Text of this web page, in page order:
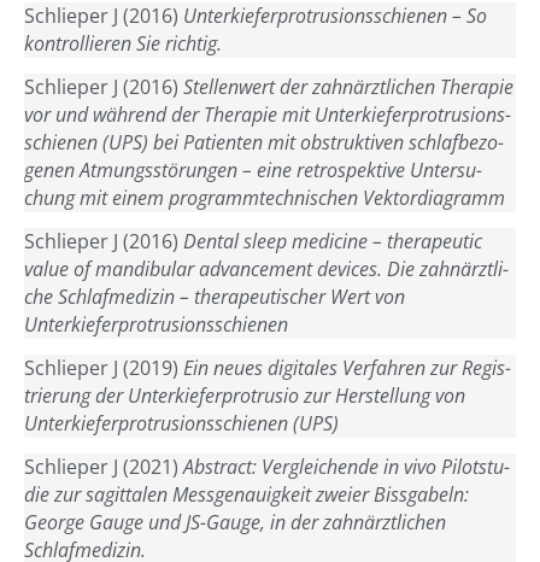
Schlie­per J (2016) Unter­kie­fer­pro­tru­si­ons­schie­nen – So
kon­trol­lie­ren Sie richtig.
Schlie­per J (2016) Stel­len­wert der zahn­ärzt­li­chen The­ra­pie
vor und wäh­rend der The­ra­pie mit Unter­kie­fer­pro­tru­si­ons­
schie­nen (UPS) bei Pati­en­ten mit obstruk­ti­ven schlaf­be­zo­
ge­nen Atmungs­stö­run­gen – eine retro­spek­ti­ve Unter­su­
chung mit einem pro­gramm­tech­ni­schen Vektordiagramm
Schlie­per J (2016) Den­tal sleep medi­ci­ne – the­ra­peu­tic
value of man­di­bu­lar advance­ment devices. Die zahn­ärzt­li­
che Schlaf­me­di­zin – the­ra­peu­ti­scher Wert von
Unterkieferprotrusionsschienen
Schlie­per J (2019) Ein neu­es digi­ta­les Ver­fah­ren zur Regis­
trie­rung der Unter­kie­fer­pro­tru­sio zur Her­stel­lung von
Unter­kie­fer­pro­tru­si­ons­schie­nen (UPS)
Schlie­per J (2021)Abs­tract: Ver­glei­chen­de in vivo Pilot­stu­
die zur sagit­ta­len Mess­ge­nau­ig­keit zwei­er Biss­ga­beln:
Geor­ge Gau­ge und JS-Gau­ge, in der zahn­ärzt­li­chen
Schlafmedizin.